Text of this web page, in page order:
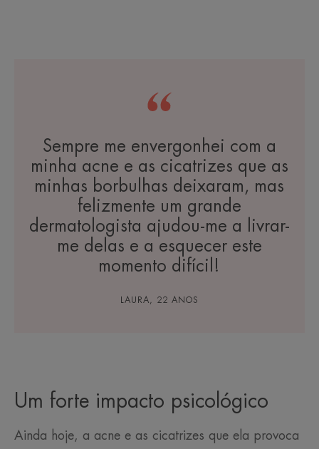
Sempre me envergonhei com a
minha acne e as cicatrizes que as
minhas borbulhas deixaram, mas
felizmente um grande
dermatologista ajudou-me a livrar-
me delas e a esquecer este
momento difícil!
LAURA, 22 ANOS
Um forte impacto psicológico
Ainda hoje, a acne e as cicatrizes que ela provoca